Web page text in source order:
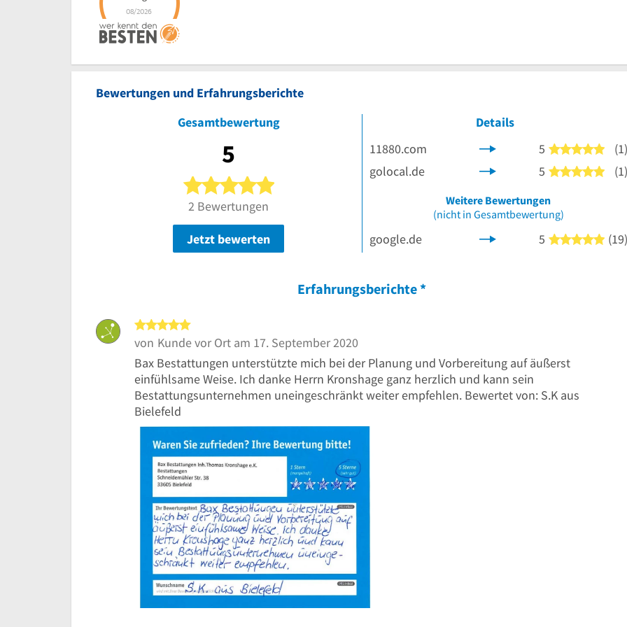
Bewertungen und Erfahrungsberichte
Gesamtbewertung
5
5 von 5 Sternen
2 Bewertungen
Jetzt bewerten
Details
11880.com
5 5 (1)
golocal.de
5 5 (1)
Weitere Bewertungen
(nicht in Gesamtbewertung)
google.de 5 5(19)
Erfahrungsberichte *
von Kunde vor Ort am 17. September 2020
Bax Bestattungen unterstützte mich bei der Planung und Vorbereitung auf äußerst
einfühlsame Weise. Ich danke Herrn Kronshage ganz herzlich und kann sein
Bestattungsunternehmen uneingeschränkt weiter empfehlen. Bewertet von: S.K aus
Bielefeld